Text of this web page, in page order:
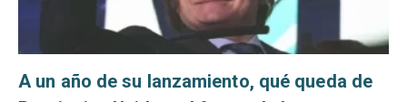
A un año de su lanzamiento, qué queda de